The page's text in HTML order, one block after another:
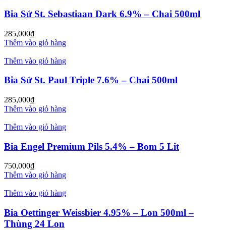
Bia Sứ St. Sebastiaan Dark 6.9% – Chai 500ml
285,000₫
Thêm vào giỏ hàng
Thêm vào giỏ hàng
Bia Sứ St. Paul Triple 7.6% – Chai 500ml
285,000₫
Thêm vào giỏ hàng
Thêm vào giỏ hàng
Bia Engel Premium Pils 5.4% – Bom 5 Lit
750,000₫
Thêm vào giỏ hàng
Thêm vào giỏ hàng
Bia Oettinger Weissbier 4.95% – Lon 500ml –
Thùng 24 Lon